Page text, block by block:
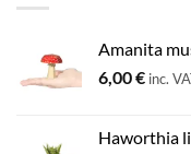
Amanita
6,00€ inc.
Haworthia